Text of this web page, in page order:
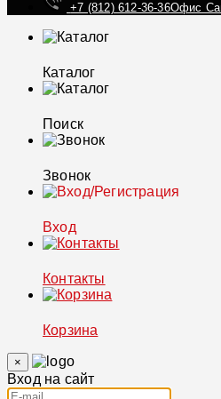
+7 (812) 612-36-36Офис
Каталог
Поиск
Звонок
Вход
Контакты
Корзина
×
Вход на сайт